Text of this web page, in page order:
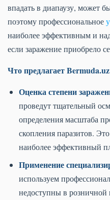
впадать в диапаузу, может
поэтому профессиональное
наиболее эффективным и
если заражение приобрело
Что предлагает
Оценка степени
проведут тщательный
определения масштаба
скопления паразитов.
наиболее эффективный
Применение
используем
недоступны в розничной